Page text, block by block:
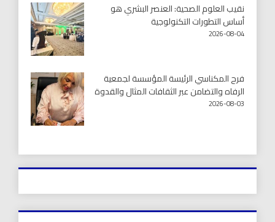
نقيب العلوم الصحية: العنصر البشري هو
أساس التطورات التكنولوجية
2026-08-04
فرح المكناسي الرئيسة المؤسسة لجمعية
الرفاه والتضامن عبر الثقافات المثال والقدوة
2026-08-03